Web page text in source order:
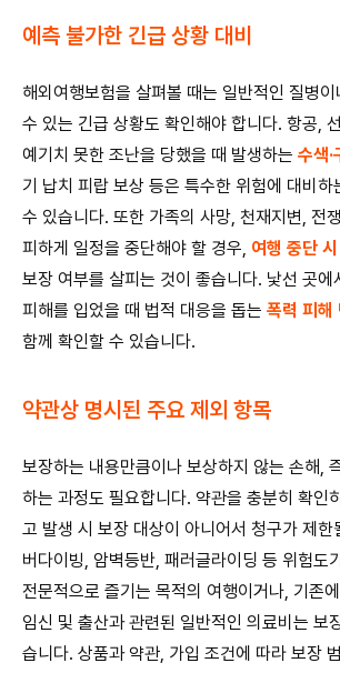
예측 불가한 긴급 상황 대비
해외여행보험을 살펴볼 때는 일반적인 질병
수 있는 긴급 상황도 확인해야 합니다. 항공,
예기치 못한 조난을 당했을 때 발생하는 수색·
기 납치 피랍 보상 등은 특수한 위험에 대비
수 있습니다. 또한 가족의 사망, 천재지변, 전
피하게 일정을 중단해야 할 경우, 여행 중단
보장 여부를 살피는 것이 좋습니다. 낯선 곳에
피해를 입었을 때 법적 대응을 돕는 폭력 피해
함께 확인할 수 있습니다.
약관상 명시된 주요 제외 항목
보장하는 내용만큼이나 보상하지 않는 손해,
하는 과정도 필요합니다. 약관을 충분히 확인
고 발생 시 보장 대상이 아니어서 청구가 제한
버다이빙, 암벽등반, 패러글라이딩 등 위험도
전문적으로 즐기는 목적의 여행이거나, 기존
임신 및 출산과 관련된 일반적인 의료비는 보
습니다. 상품과 약관, 가입 조건에 따라 보장